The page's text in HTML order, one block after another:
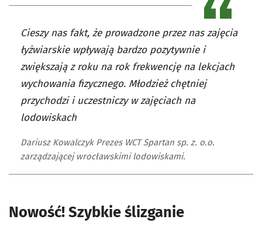
Cieszy nas fakt, że prowadzone przez nas zajęcia
łyżwiarskie wpływają bardzo pozytywnie i
zwiększają z roku na rok frekwencję na lekcjach
wychowania fizycznego. Młodzież chętniej
przychodzi i uczestniczy w zajęciach na
lodowiskach
Dariusz Kowalczyk Prezes WCT Spartan sp. z. o.o.
zarządzającej wrocławskimi lodowiskami.
Nowość! Szybkie ślizganie